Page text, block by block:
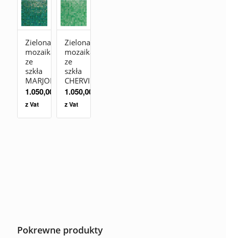
Zielona
mozaika
ze
szkła
MARJORAM
1.050,00
z Vat
Zielona
mozaika
ze
szkła
CHERVIL
1.050,00
z Vat
Pokrewne produkty